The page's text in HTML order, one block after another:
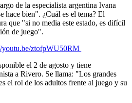
de la especialista argentina Ivana
hace bien". ¿Cuál es el tema? El
que "si no media este estado, es difícil
de juego".
youtu.be/ztofpWU50RM
el 2 de agosto y tiene
a Rivero. Se llama: "Los grandes
el rol de los adultos frente al juego y su